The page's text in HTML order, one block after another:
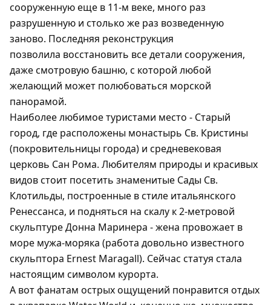
сооруженную еще в 11-м веке, много раз
разрушенную и столько же раз возведенную
заново. Последняя реконструкция
позволила восстановить все детали сооружения,
даже смотровую башню, с которой любой
желающий может полюбоваться морской
панорамой.
Наиболее любимое туристами место - Старый
город, где расположены монастырь Св. Кристины
(покровительницы города) и средневековая
церковь Сан Рома. Любителям природы и красивых
видов стоит посетить знаменитые Сады Св.
Клотильды, построенные в стиле итальянского
Ренессанса, и подняться на скалу к 2-метровой
скульптуре Донна Маринера - жена провожает в
море мужа-моряка (работа довольно известного
скульптора Ernest Maragall). Сейчас статуя стала
настоящим символом курорта.
А вот фанатам острых ощущений понравится отдых